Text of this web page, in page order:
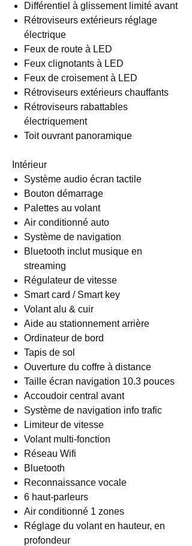
Différentiel à glissement limité avant
Rétroviseurs extérieurs réglage
électrique
Feux de route à LED
Feux clignotants à LED
Feux de croisement à LED
Rétroviseurs extérieurs chauffants
Rétroviseurs rabattables
électriquement
Toit ouvrant panoramique
Intérieur
Système audio écran tactile
Bouton démarrage
Palettes au volant
Air conditionné auto
Système de navigation
Bluetooth inclut musique en
streaming
Régulateur de vitesse
Smart card / Smart key
Volant alu & cuir
Aide au stationnement arrière
Ordinateur de bord
Tapis de sol
Ouverture du coffre à distance
Taille écran navigation 10.3 pouces
Accoudoir central avant
Système de navigation info trafic
Limiteur de vitesse
Volant multi-fonction
Réseau Wifi
Bluetooth
Reconnaissance vocale
6 haut-parleurs
Air conditionné 1 zones
Réglage du volant en hauteur, en
profondeur